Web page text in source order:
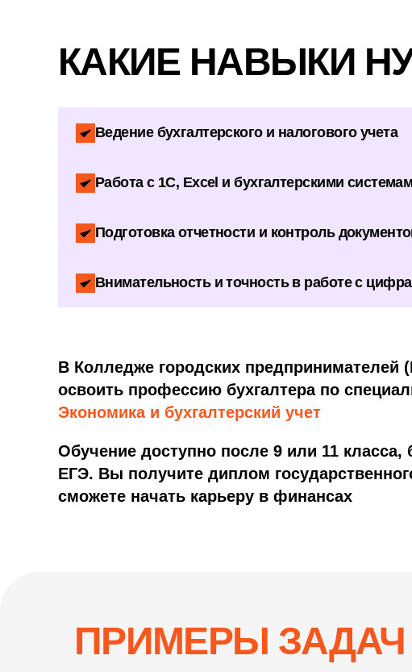
КАКИЕ НАВЫКИ
Ведение бухгалтерского и налогового учета
Работа с 1С, Excel и бухгалтерскими
Подготовка отчетности и контроль
Внимательность и точность в работе с
В Колледже городских предпринимателей
освоить профессию бухгалтера по
Экономика и бухгалтерский учет
Обучение доступно после 9 или 11 класса,
ЕГЭ. Вы получите диплом
сможете начать карьеру в финансах
ПРИМЕРЫ ЗАДАЧ